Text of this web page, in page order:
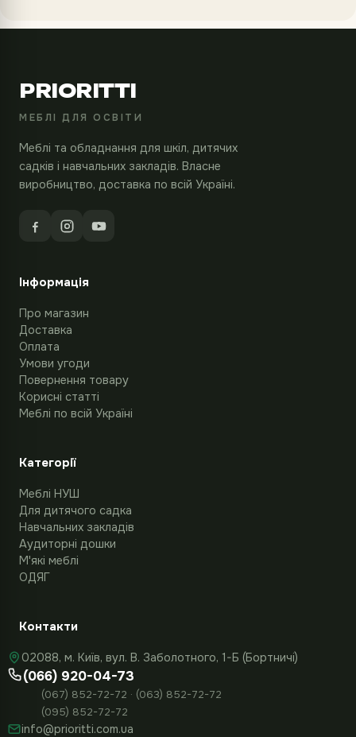
PRIORITTI
МЕБЛІ ДЛЯ ОСВІТИ
Меблі та обладнання для шкіл, дитячих
садків і навчальних закладів. Власне
виробництво, доставка по всій Україні.
Інформація
Про магазин
Доставка
Оплата
Умови угоди
Повернення товару
Корисні статті
Меблі по всій Україні
Категорії
Меблі НУШ
Для дитячого садка
Навчальних закладів
Аудиторні дошки
М'які меблі
ОДЯГ
Контакти
02088, м. Київ, вул. В. Заболотного, 1-Б (Бортничі)
(066) 920-04-73
(067) 852-72-72 · (063) 852-72-72
(095) 852-72-72
info@prioritti.com.ua